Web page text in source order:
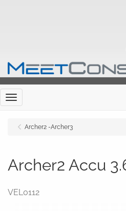
Menu
Archer2 -Archer3
Archer2 Accu
VEL0112